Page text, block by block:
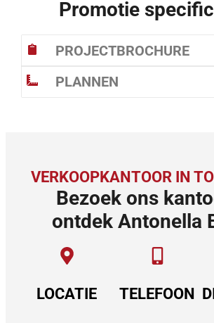
Promotie
PROJECTBROCHURE
PLANNEN
VERKOOPKANTOOR IN
Bezoek ons
ontdek Antonella
LOCATIE TELEFOON